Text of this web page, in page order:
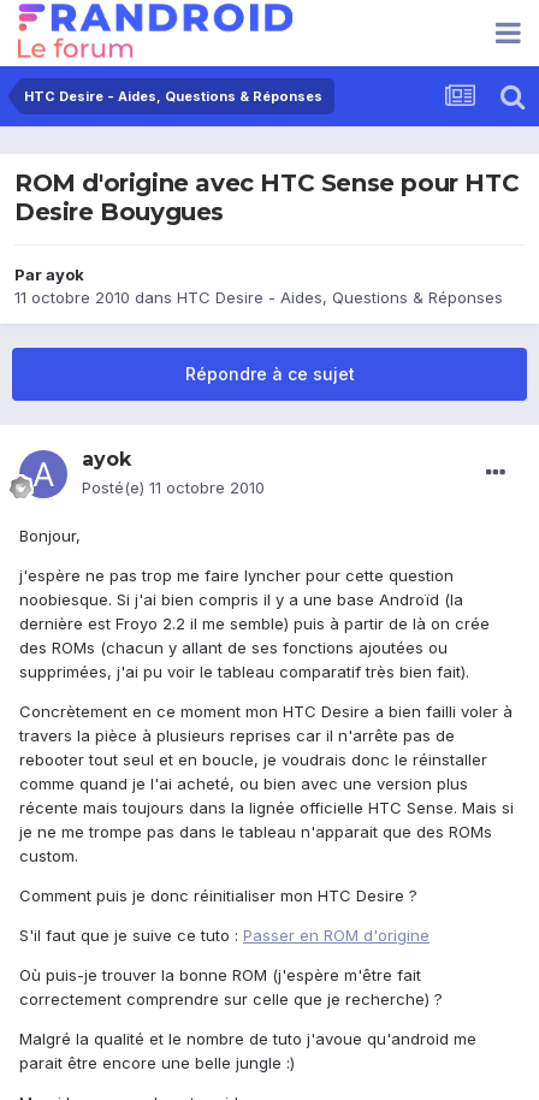
HTC Desire - Aides, Questions & Réponses
ROM d'origine avec HTC Sense pour HTC
Desire Bouygues
Parayok
11 octobre 2010 dans HTC Desire - Aides, Questions & Réponses
Répondre à ce sujet
ayok
Posté(e) 11 octobre 2010
Bonjour,
j'espère ne pas trop me faire lyncher pour cette question
noobiesque. Si j'ai bien compris il y a une base Androïd (la
dernière est Froyo 2.2 il me semble) puis à partir de là on crée
des ROMs (chacun y allant de ses fonctions ajoutées ou
supprimées, j'ai pu voir le tableau comparatif très bien fait).
Concrètement en ce moment mon HTC Desire a bien failli voler à
travers la pièce à plusieurs reprises car il n'arrête pas de
rebooter tout seul et en boucle, je voudrais donc le réinstaller
comme quand je l'ai acheté, ou bien avec une version plus
récente mais toujours dans la lignée officielle HTC Sense. Mais si
je ne me trompe pas dans le tableau n'apparait que des ROMs
custom.
Comment puis je donc réinitialiser mon HTC Desire ?
S'il faut que je suive ce tuto : Passer en ROM d'origine
Où puis-je trouver la bonne ROM (j'espère m'être fait
correctement comprendre sur celle que je recherche) ?
Malgré la qualité et le nombre de tuto j'avoue qu'android me
parait être encore une belle jungle :)